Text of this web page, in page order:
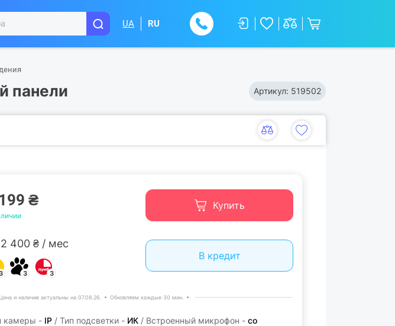
UA RU
панели Артикул: 519502
₴ Купить
400 ₴ / мес
3 3
В кредит
Цена и наличие актуальны на 07.08.26. Обновляем каждые 30 мин.
камеры - IP / Тип подсветки - ИК / Встроенный микрофон - со